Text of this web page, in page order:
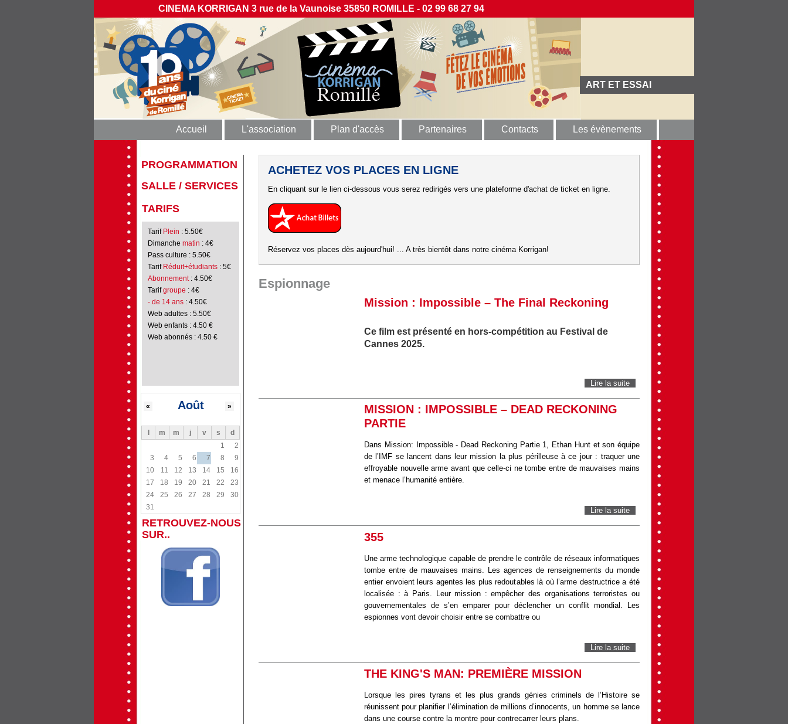
CINEMA KORRIGAN 3 rue de la Vaunoise 35850 ROMILLE - 02 99 68 27 94
ART ET ESSAI
Accueil L'association Plan d'accès Partenaires Contacts Les évènements
PROGRAMMATION
SALLE / SERVICES
TARIFS
Tarif Plein : 5.50€
Dimanche matin : 4€
Pass culture : 5.50€
Tarif Réduit+étudiants : 5€
Abonnement: 4.50€
Tarifgroupe : 4€
- de 14 ans: 4.50€
Web adultes : 5.50€
Web enfants : 4.50 €
Web abonnés : 4.50 €
Août
« »
m m j v s
d
1
2
3
4 5 6 7 8
9
10
11 12 13 14 15
16
17
18 19 20 21 22
23
24
25 26 27 28 29
30
31
RETROUVEZ-NOUS
SUR..
ACHETEZ VOS PLACES EN LIGNE
En cliquant sur le lien ci-dessous vous serez redirigés vers une plateforme d'achat de ticket en ligne.
Réservez vos places dès aujourd'hui! ... A très bientôt dans notre cinéma Korrigan!
Espionnage
Mission : Impossible – The Final Reckoning
Ce film est présenté en hors-compétition au Festival de
Cannes 2025.
Lire la suite
MISSION : IMPOSSIBLE – DEAD RECKONING
PARTIE
Dans Mission: Impossible - Dead Reckoning Partie 1, Ethan Hunt et son équipe
de l’IMF se lancent dans leur mission la plus périlleuse à ce jour : traquer une
effroyable nouvelle arme avant que celle-ci ne tombe entre de mauvaises mains
et menace l’humanité entière.
Lire la suite
de MISSION : IMPOSSIBLE – DEAD
355
Une arme technologique capable de prendre le contrôle de réseaux informatiques
tombe entre de mauvaises mains. Les agences de renseignements du monde
entier envoient leurs agentes les plus redoutables là où l’arme destructrice a été
localisée : à Paris. Leur mission : empêcher des organisations terroristes ou
gouvernementales de s’en emparer pour déclencher un conflit mondial. Les
espionnes vont devoir choisir entre se combattre ou
Lire la suite
THE KING'S MAN: PREMIÈRE MISSION
Lorsque les pires tyrans et les plus grands génies criminels de l’Histoire se
réunissent pour planifier l’élimination de millions d’innocents, un homme se lance
dans une course contre la montre pour contrecarrer leurs plans.